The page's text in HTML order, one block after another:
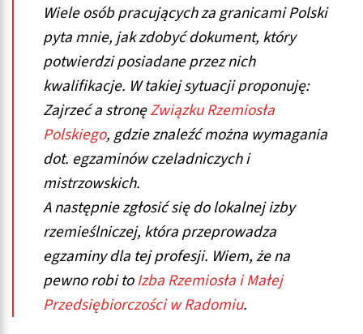
Wiele osób pracujących za granicami Polski
pyta mnie, jak zdobyć dokument, który
potwierdzi posiadane przez nich
kwalifikacje. W takiej sytuacji proponuję:
Zajrzeć a stronęZwiązku Rzemiosła
Polskiego, gdzie znaleźć można wymagania
dot. egzaminów czeladniczych i
mistrzowskich.
A następnie zgłosić się do lokalnej izby
rzemieślniczej, która przeprowadza
egzaminy dla tej profesji. Wiem, że na
pewno robi toIzba Rzemiosła i Małej
Przedsiębiorczości w Radomiu.